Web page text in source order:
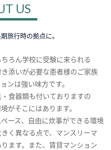
US
旅行時の拠点に。
ろん学校に受験に来られる
添いが必要な患者様のご家族
ンは強い味方です。
食器類も付いておりますの
がそこにはあります。
ース、自由に炊事ができる環境
く異なる点で、マンスリーマ
ます。また、賃貸マンション